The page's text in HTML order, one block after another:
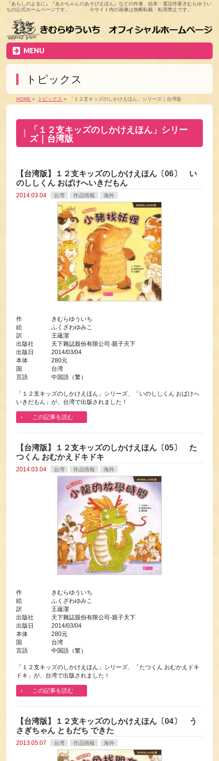
『あらしのよるに』『あかちゃんのあそびえほん』などの作者、絵本・童話作家きむらゆうい
ちの公式ホームページです。 ※サイト内の画像は無断転載・転用禁止です。
MENU
トピックス
HOME » トピックス » 「１２支キッズのしかけえほん」シリーズ｜台湾版
「１２支キッズのしかけえほん」シリー
ズ｜台湾版
【台湾版】１２支キッズのしかけえほん〔06〕 い
のししくん おばけへいきだもん
2014.03.04 台湾 作品情報 海外
作 きむらゆういち
絵 ふくざわゆみこ
訳 王蘊潔
出版社 天下雜誌股份有限公司-親子天下
出版日 2014/03/04
本体 280元
国 台湾
言語 中国語（繁）
「１２支キッズのしかけえほん」シリーズ、「いのししくん おばけへ
いきだもん」が、台湾で出版されました！
この記事を読む
【台湾版】１２支キッズのしかけえほん〔05〕 た
つくん おむかえドキドキ
2014.03.04 台湾 作品情報 海外
作 きむらゆういち
絵 ふくざわゆみこ
訳 王蘊潔
出版社 天下雜誌股份有限公司-親子天下
出版日 2014/03/04
本体 280元
国 台湾
言語 中国語（繁）
「１２支キッズのしかけえほん」シリーズ、「たつくん おむかえドキ
ドキ」が、台湾で出版されました！
この記事を読む
【台湾版】１２支キッズのしかけえほん〔04〕 う
さぎちゃん ともだち できた
2013.05.07 台湾 作品情報 海外